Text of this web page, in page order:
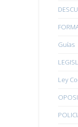
Guías
Ley